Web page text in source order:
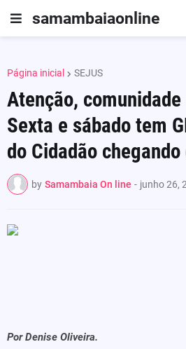
samambaiaonline
Página inicial SEJUS
Atenção,
Sexta e sábado tem
do Cidadão
by Samambaia On line - junho 26,
Por Denise Oliveira.